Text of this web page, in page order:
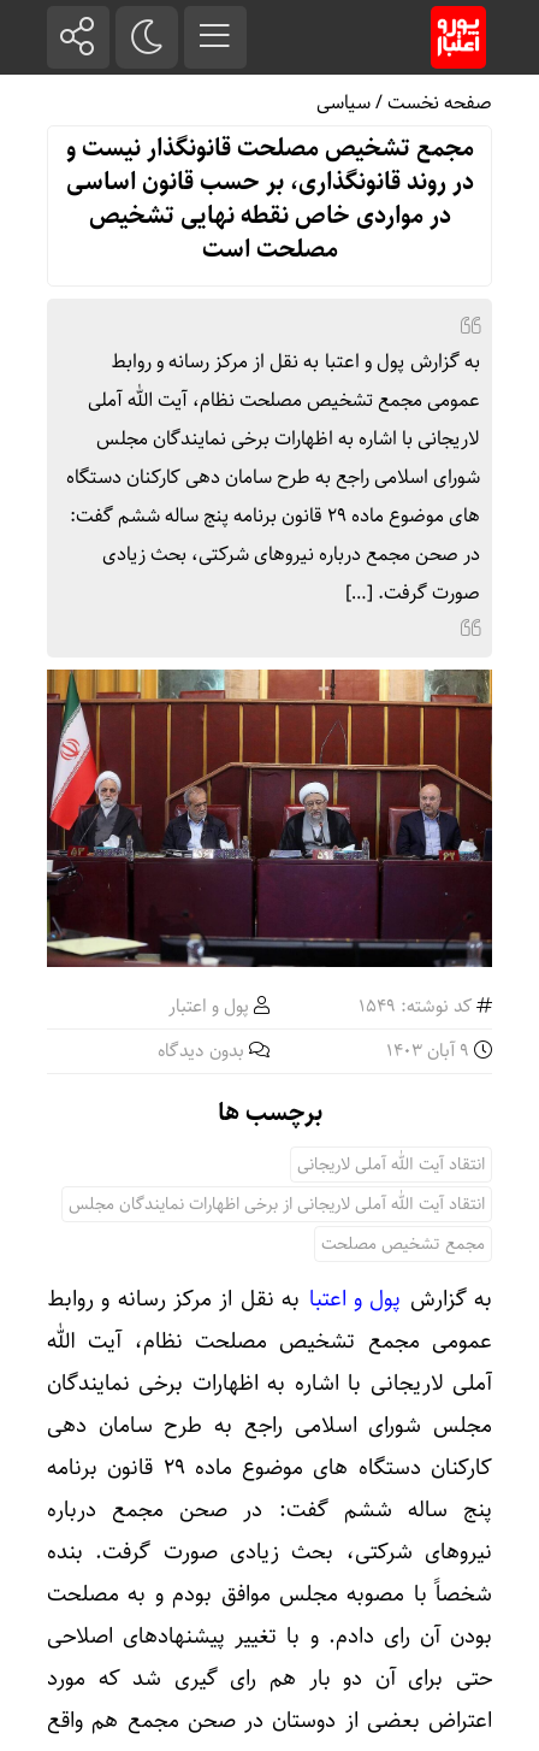
صفحه نخست/سیاسی
مجمع تشخیص مصلحت قانونگذار نیست و
در روند قانونگذاری، بر حسب قانون اساسی
در مواردی خاص نقطه نهایی تشخیص
مصلحت است
به گزارش پول و اعتبا به نقل از مرکز رسانه و روابط
عمومی مجمع تشخیص مصلحت نظام، آیت الله آملی
لاریجانی با اشاره به اظهارات برخی نمایندگان مجلس
شورای اسلامی راجع به طرح سامان دهی کارکنان دستگاه
های موضوع ماده ۲۹ قانون برنامه پنج ساله ششم گفت:
در صحن مجمع درباره نیروهای شرکتی، بحث زیادی
صورت گرفت. […]
کد نوشته: 1549
پول و اعتبار
بدون دیدگاه
برچسب ها
انتقاد آیت الله آملی لاریجانی
انتقاد آیت الله آملی لاریجانی از برخی اظهارات نمایندگان مجلس
مجمع تشخیص مصلحت
به گزارش پول و اعتبا به نقل از مرکز رسانه و روابط
عمومی مجمع تشخیص مصلحت نظام، آیت الله
آملی لاریجانی با اشاره به اظهارات برخی نمایندگان
مجلس شورای اسلامی راجع به طرح سامان دهی
کارکنان دستگاه های موضوع ماده ۲۹ قانون برنامه
پنج ساله ششم گفت: در صحن مجمع درباره
نیروهای شرکتی، بحث زیادی صورت گرفت. بنده
شخصاً با مصوبه مجلس موافق بودم و به مصلحت
بودن آن رای دادم. و با تغییر پیشنهادهای اصلاحی
حتی برای آن دو بار هم رای گیری شد که مورد
اعتراض بعضی از دوستان در صحن مجمع هم واقع